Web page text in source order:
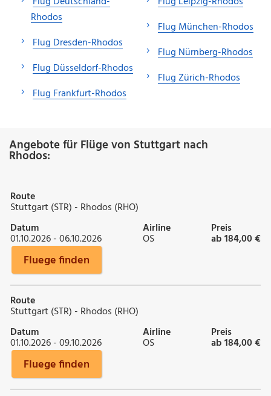
Rhodos
Flug Dresden-Rhodos
Flug Düsseldorf-Rhodos
Flug Frankfurt-Rhodos
Flug München-Rhodos
Flug Nürnberg-Rhodos
Flug Zürich-Rhodos
Angebote für Flüge von Stuttgart nach
Rhodos:
Route
Stuttgart (STR) - Rhodos (RHO)
Datum
01.10.2026 - 06.10.2026
Airline
OS
Preis
ab 184,00 €
Fluege finden
Route
Stuttgart (STR) - Rhodos (RHO)
Datum
01.10.2026 - 09.10.2026
Airline
OS
Preis
ab 184,00 €
Fluege finden